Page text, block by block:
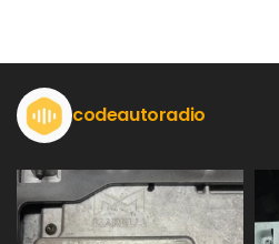
codeautoradio